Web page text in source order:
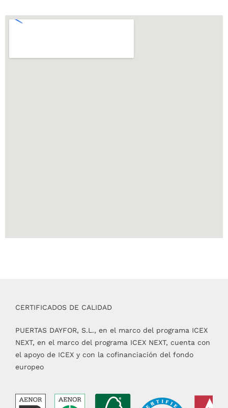
CERTIFICADOS DE CALIDAD
PUERTAS DAYFOR, S.L., en el marco del programa ICEX
NEXT, en el marco del programa ICEX NEXT, cuenta con
el apoyo de ICEX y con la cofinanciación del fondo
europeo